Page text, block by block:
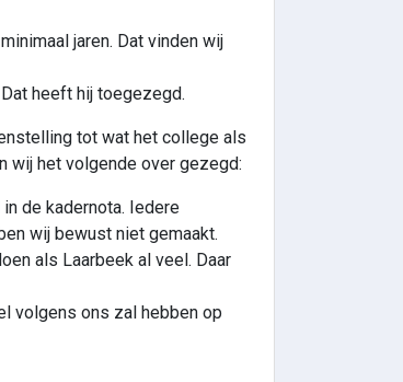
jaren. Dat vinden wij
heeft hij toegezegd.
tot wat het college als
wij het volgende over gezegd:
de kadernota. Iedere
wij bewust niet gemaakt.
als Laarbeek al veel. Daar
volgens ons zal hebben op